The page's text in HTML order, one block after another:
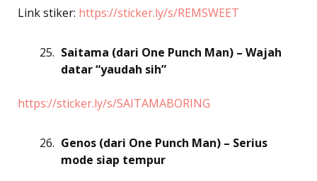
Link stiker: https://sticker.ly/s/REMSWEET
Saitama (dari One Punch Man) – Wajah
datar “yaudah sih”
https://sticker.ly/s/SAITAMABORING
Genos (dari One Punch Man) – Serius
mode siap tempur